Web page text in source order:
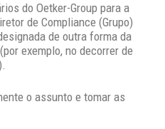
do Oetker-Group para a
de Compliance (Grupo)
de outra forma da
exemplo, no decorrer de
o assunto e tomar as